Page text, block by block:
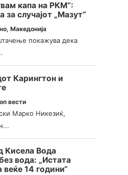
капа на РКМ“:
случајот „Мазут“
,Македонија
покажува дека
Карингтон и
вести
Марко Никезиќ,
Кисела Вода
вода: „Истата
веќе 14 години“